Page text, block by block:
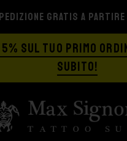
GRATIS A
SUL TUO PRIMO
SUBITO!